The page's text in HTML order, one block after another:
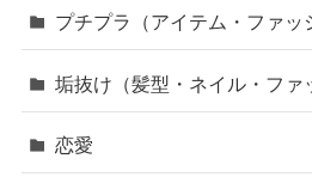
プチプラ（アイテム・ファッ
垢抜け（髪型・ネイル・ファ
恋愛